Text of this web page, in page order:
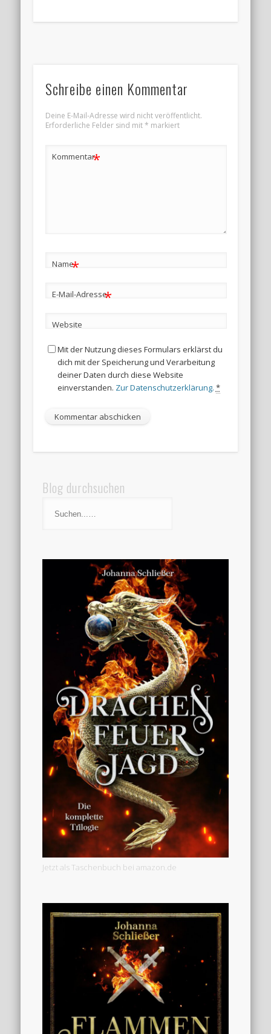
Schreibe einen Kommentar
Deine E-Mail-Adresse wird nicht veröffentlicht.
Erforderliche Felder sind mit* markiert
Kommentar*
Name*
E-Mail-Adresse*
Website
Mit der Nutzung dieses Formulars erklärst du
dich mit der Speicherung und Verarbeitung
deiner Daten durch diese Website
einverstanden. Zur Datenschutzerklärung. *
Blog durchsuchen
Jetzt als Taschenbuch bei amazon.de